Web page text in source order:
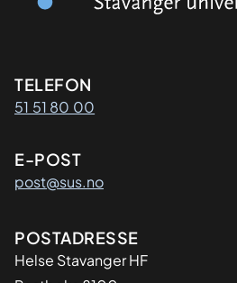
Kontaktinformasjon
TELEFON
51 51 80 00
E-POST
post@sus.no
Adresse
POSTADRESSE
Helse Stavanger HF